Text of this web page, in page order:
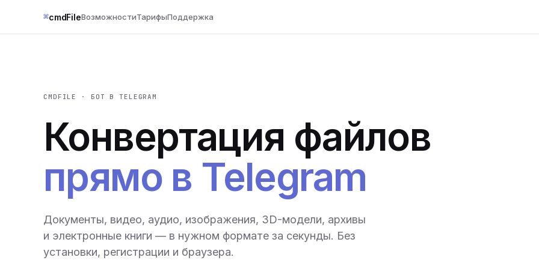
⌘cmdFileВозможностиТарифыПоддержка
CMDFILE · БОТ В TELEGRAM
Конвертация файлов
прямо в Telegram
Документы, видео, аудио, изображения, 3D-модели, архивы
и электронные книги — в нужном формате за секунды. Без
установки, регистрации и браузера.